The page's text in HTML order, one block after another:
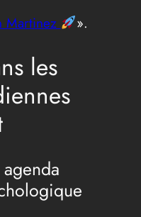
».
les